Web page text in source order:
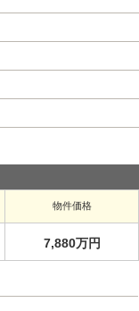
物件価格
7,880万円